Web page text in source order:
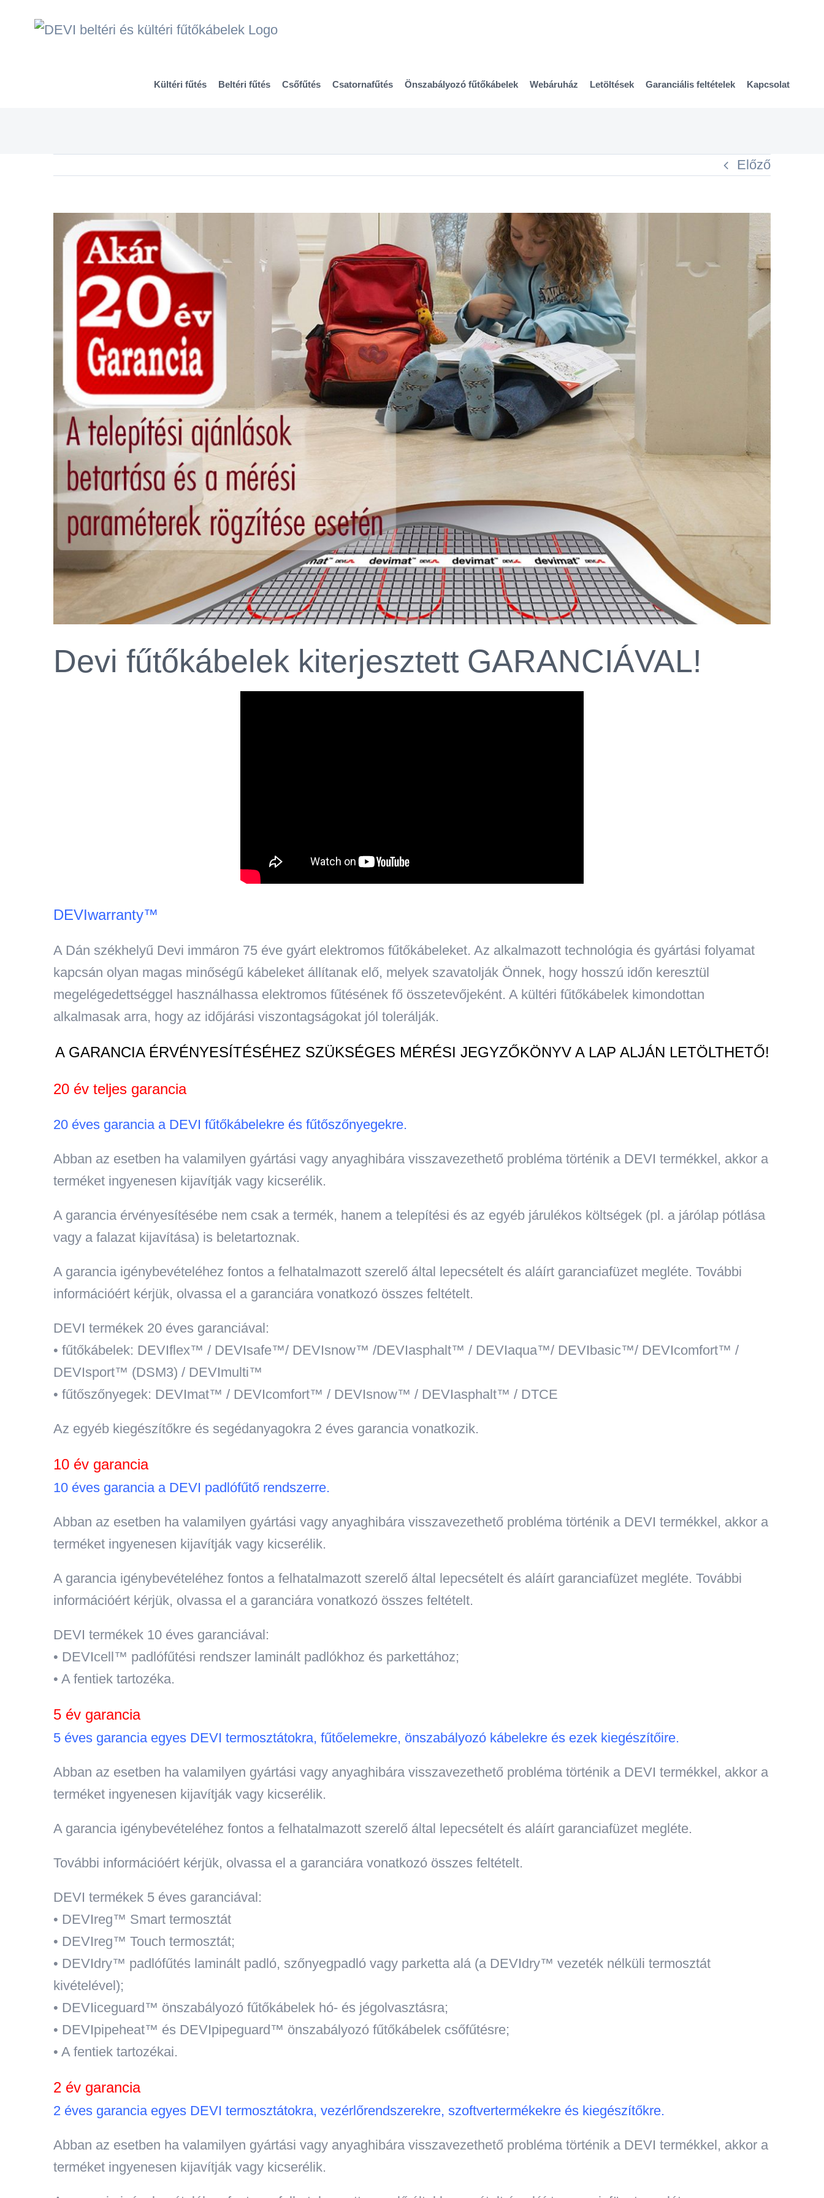
Kültéri fűtés Beltéri fűtés Csőfűtés Csatornafűtés Önszabályozó fűtőkábelek Webáruház Letöltések Garanciális feltételek Kapcsolat
Előző
View
Larger
Image
Devi fűtőkábelek kiterjesztett GARANCIÁVAL!
DEVIwarranty™
A Dán székhelyű Devi immáron 75 éve gyárt elektromos fűtőkábeleket. Az alkalmazott technológia és gyártási folyamat
kapcsán olyan magas minőségű kábeleket állítanak elő, melyek szavatolják Önnek, hogy hosszú időn keresztül
megelégedettséggel használhassa elektromos fűtésének fő összetevőjeként. A kültéri fűtőkábelek kimondottan
alkalmasak arra, hogy az időjárási viszontagságokat jól tolerálják.
A GARANCIA ÉRVÉNYESÍTÉSÉHEZ SZÜKSÉGES MÉRÉSI JEGYZŐKÖNYV A LAP ALJÁN LETÖLTHETŐ!
20 év teljes garancia
20 éves garancia a DEVI fűtőkábelekre és fűtőszőnyegekre.
Abban az esetben ha valamilyen gyártási vagy anyaghibára visszavezethető probléma történik a DEVI termékkel, akkor a
terméket ingyenesen kijavítják vagy kicserélik.
A garancia érvényesítésébe nem csak a termék, hanem a telepítési és az egyéb járulékos költségek (pl. a járólap pótlása
vagy a falazat kijavítása) is beletartoznak.
A garancia igénybevételéhez fontos a felhatalmazott szerelő által lepecsételt és aláírt garanciafüzet megléte. További
információért kérjük, olvassa el a garanciára vonatkozó összes feltételt.
DEVI termékek 20 éves garanciával:
• fűtőkábelek: DEVIflex™ / DEVIsafe™/ DEVIsnow™ /DEVIasphalt™ / DEVIaqua™/ DEVIbasic™/ DEVIcomfort™ /
DEVIsport™ (DSM3) / DEVImulti™
• fűtőszőnyegek: DEVImat™ / DEVIcomfort™ / DEVIsnow™ / DEVIasphalt™ / DTCE
Az egyéb kiegészítőkre és segédanyagokra 2 éves garancia vonatkozik.
10 év garancia
10 éves garancia a DEVI padlófűtő rendszerre.
Abban az esetben ha valamilyen gyártási vagy anyaghibára visszavezethető probléma történik a DEVI termékkel, akkor a
terméket ingyenesen kijavítják vagy kicserélik.
A garancia igénybevételéhez fontos a felhatalmazott szerelő által lepecsételt és aláírt garanciafüzet megléte. További
információért kérjük, olvassa el a garanciára vonatkozó összes feltételt.
DEVI termékek 10 éves garanciával:
• DEVIcell™ padlófűtési rendszer laminált padlókhoz és parkettához;
• A fentiek tartozéka.
5 év garancia
5 éves garancia egyes DEVI termosztátokra, fűtőelemekre, önszabályozó kábelekre és ezek kiegészítőire.
Abban az esetben ha valamilyen gyártási vagy anyaghibára visszavezethető probléma történik a DEVI termékkel, akkor a
terméket ingyenesen kijavítják vagy kicserélik.
A garancia igénybevételéhez fontos a felhatalmazott szerelő által lepecsételt és aláírt garanciafüzet megléte.
További információért kérjük, olvassa el a garanciára vonatkozó összes feltételt.
DEVI termékek 5 éves garanciával:
• DEVIreg™ Smart termosztát
• DEVIreg™ Touch termosztát;
• DEVIdry™ padlófűtés laminált padló, szőnyegpadló vagy parketta alá (a DEVIdry™ vezeték nélküli termosztát
kivételével);
• DEVIiceguard™ önszabályozó fűtőkábelek hó- és jégolvasztásra;
• DEVIpipeheat™ és DEVIpipeguard™ önszabályozó fűtőkábelek csőfűtésre;
• A fentiek tartozékai.
2 év garancia
2 éves garancia egyes DEVI termosztátokra, vezérlőrendszerekre, szoftvertermékekre és kiegészítőkre.
Abban az esetben ha valamilyen gyártási vagy anyaghibára visszavezethető probléma történik a DEVI termékkel, akkor a
terméket ingyenesen kijavítják vagy kicserélik.